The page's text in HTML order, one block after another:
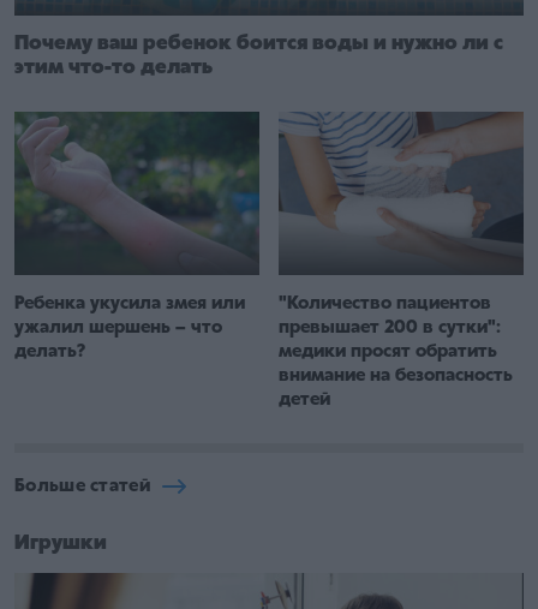
Почему ваш ребенок боится воды и нужно ли с
этим что-то делать
Ребенка укусила змея или
ужалил шершень – что
делать?
"Количество пациентов
превышает 200 в сутки":
медики просят обратить
внимание на безопасность
детей
Больше статей
Игрушки